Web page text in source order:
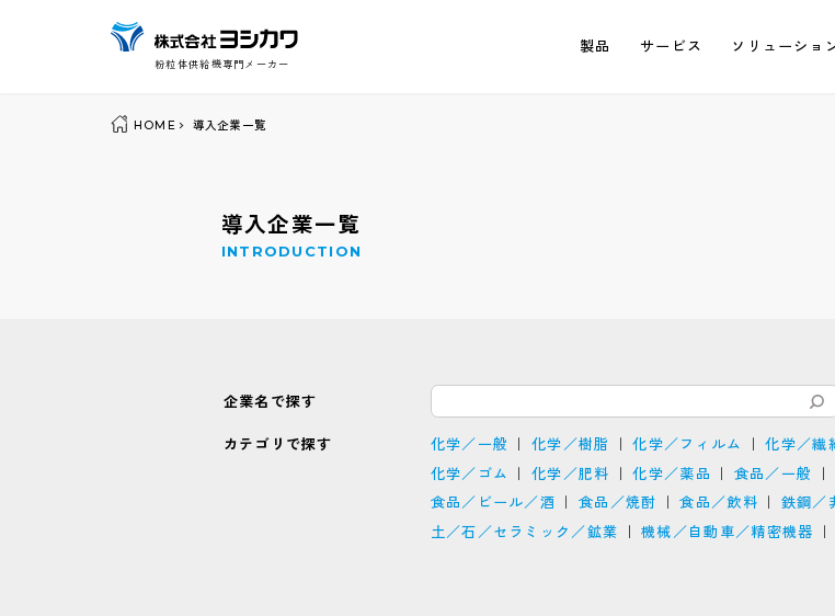
粉粒体供給機専門メーカー
製品 サービス ソリューショ
HOME 導入企業一覧
導入企業一覧
INTRODUCTION
企業名で探す
カテゴリで探す 化学／一般 化学／樹脂 化学／フィルム 化学／繊
化学／ゴム
化学／肥料 化学／薬品 食品／一般
食品／ビール／酒
食品／焼酎 食品／飲料 鉄鋼／
土／石／セラミック／鉱業
機械／自動車／精密機器